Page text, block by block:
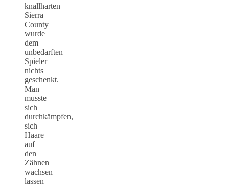
knallharten
Sierra
County
wurde
dem
unbedarften
Spieler
nichts
geschenkt.
Man
musste
sich
durchkämpfen,
sich
Haare
auf
den
Zähnen
wachsen
lassen